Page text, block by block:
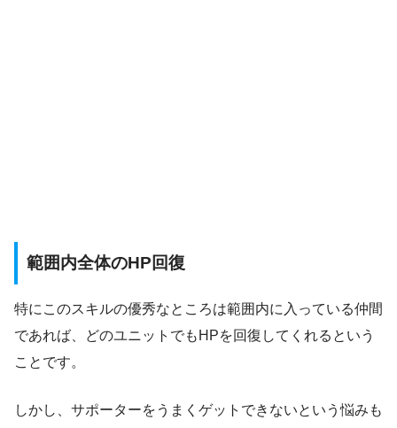
範囲内全体のHP回復
特にこのスキルの優秀なところは範囲内に入っている仲間
であれば、どのユニットでもHPを回復してくれるという
ことです。
しかし、サポーターをうまくゲットできないという悩みも